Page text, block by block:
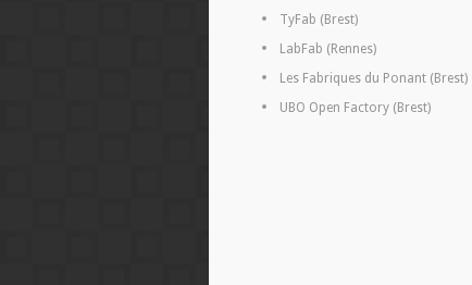
TyFab (Brest)
LabFab (Rennes)
Les Fabriques du Ponant (Brest)
UBO Open Factory (Brest)